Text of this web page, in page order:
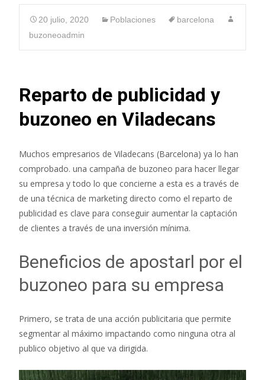
20 julio, 2020 Poblaciones
barcelona
buzoneoadmin
Reparto de publicidad y
buzoneo en Viladecans
Muchos empresarios de Viladecans (Barcelona) ya lo han
comprobado. una campaña de buzoneo para hacer llegar
su empresa y todo lo que concierne a esta es a través de
de una técnica de marketing directo como el reparto de
publicidad es clave para conseguir aumentar la captación
de clientes a través de una inversión mínima.
Beneficios de apostarl por el
buzoneo para su empresa
Primero, se trata de una acción publicitaria que permite
segmentar al máximo impactando como ninguna otra al
publico objetivo al que va dirigida.